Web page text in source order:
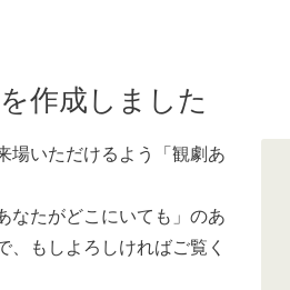
作成しました
場いただけるよう「観劇あ
なたがどこにいても」のあ
、もしよろしければご覧く